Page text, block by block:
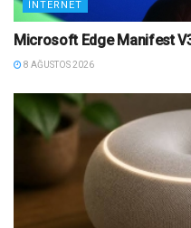
İNTERNET
Microsoft Edge Manifest
8 AĞUSTOS 2026